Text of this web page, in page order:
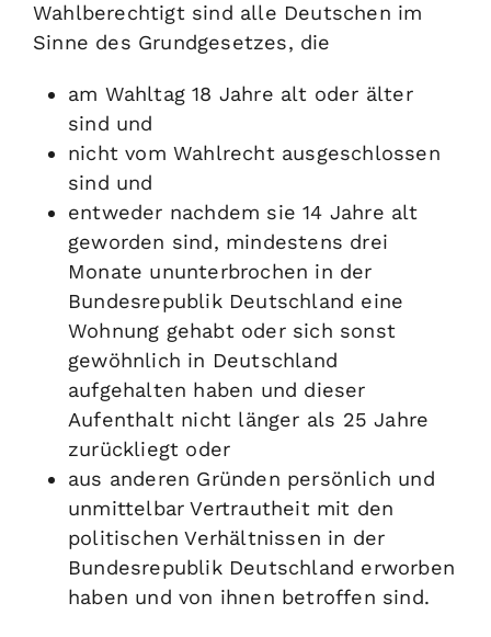
Wahlberechtigt sind alle Deutschen im
Sinne des Grundgesetzes, die
am Wahltag 18 Jahre alt oder älter
sind und
nicht vom Wahlrecht ausgeschlossen
sind und
entweder nachdem sie 14 Jahre alt
geworden sind, mindestens drei
Monate ununterbrochen in der
Bundesrepublik Deutschland eine
Wohnung gehabt oder sich sonst
gewöhnlich in Deutschland
aufgehalten haben und dieser
Aufenthalt nicht länger als 25 Jahre
zurückliegt oder
aus anderen Gründen persönlich und
unmittelbar Vertrautheit mit den
politischen Verhältnissen in der
Bundesrepublik Deutschland erworben
haben und von ihnen betroffen sind.